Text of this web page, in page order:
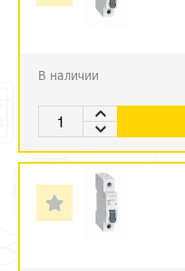
В наличии